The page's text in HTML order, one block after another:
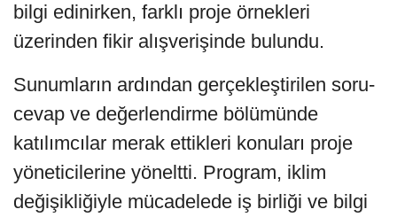
bilgi edinirken, farklı proje örnekleri
üzerinden fikir alışverişinde bulundu.
Sunumların ardından gerçekleştirilen soru-
cevap ve değerlendirme bölümünde
katılımcılar merak ettikleri konuları proje
yöneticilerine yöneltti. Program, iklim
değişikliğiyle mücadelede iş birliği ve bilgi